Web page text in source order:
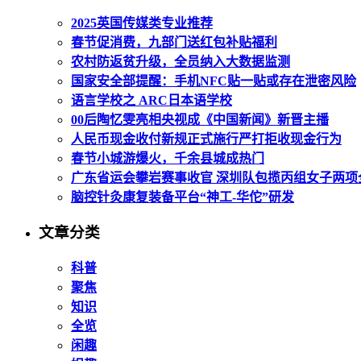
2025英国传媒类专业推荐
春节促消费，九部门送红包补贴福利
农村防返贫升级，全员纳入大数据监测
国家安全部提醒：手机NFC贴一贴或存在泄密风险
语言学校之 ARC日本语学校
00后陶忆雯亮相央视成《中国新闻》新晋主播
人民币现金收付新规正式施行严打拒收现金行为
春节小城游爆火，千余县城成热门
广东省运会攀岩赛事收官 深圳队包揽丙组女子两
脑控针灸康复装备平台“神工-华佗”研发
文章分类
科普
聚焦
知识
全览
闲趣